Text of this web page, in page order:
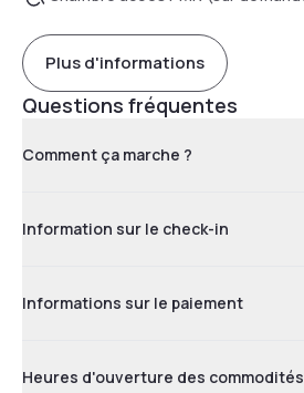
Plus d'informations
Questions fréquentes
Comment ça marche ?
Information sur le check-in
Informations sur le paiement
Heures d'ouverture des commodités